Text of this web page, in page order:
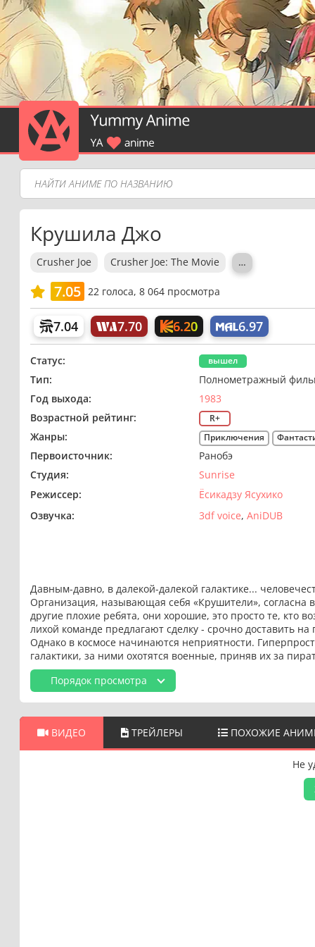
Крушила Джо
Crusher Joe Crusher Joe: The Movie …
7.05 22голоса, 8 064 просмотра
7.04 7.70 6.20 6.97
Статус: вышел
Тип:
Полнометражный
Год выхода:
1983
Возрастной рейтинг:
R+
Жанры: Приключения
Первоисточник:
Ранобэ
Студия:
Sunrise
Режиссер:
Ёсикадзу Ясухико
Озвучка:
3df voice AniDUB
Давным-давно, в далекой-далекой галактике...
Организация, называющая себя «Крушители», согласна
другие плохие ребята, они хорошие, это просто те, кто
лихой команде предлагают сделку - срочно доставить
Однако в космосе начинаются неприятности.
галактики, за ними охотятся военные, приняв их за
Порядок просмотра
ВИДЕО ТРЕЙЛЕРЫ ПОХОЖИЕ
Не